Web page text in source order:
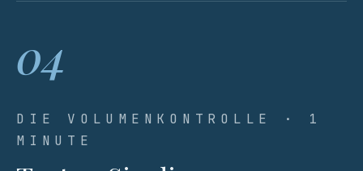
04
DIE VOLUMENKONTROLLE · 1
MINUTE